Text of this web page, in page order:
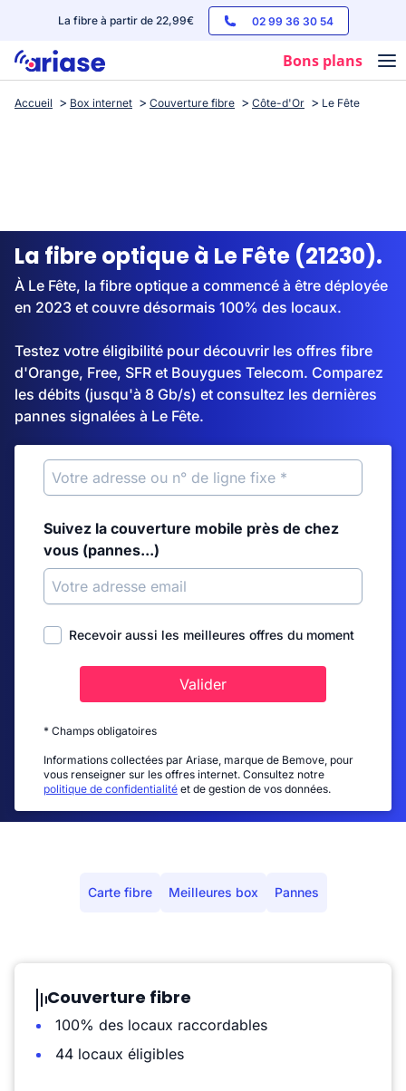
La fibre à partir de 22,99€ 02 99 36 30 54
Bons plans
Box internet
Streaming
Accueil Box internet Couverture fibre Côte-d'Or Le Fête
La fibre optique à Le Fête (21230).
À Le Fête, la fibre optique a commencé à être déployée
en 2023 et couvre désormais 100% des locaux.
Testez votre éligibilité pour découvrir les offres fibre
d'Orange, Free, SFR et Bouygues Telecom. Comparez
les débits (jusqu'à 8 Gb/s) et consultez les dernières
pannes signalées à Le Fête.
Suivez la couverture mobile près de chez
vous (pannes...)
Recevoir aussi les meilleures offres du moment
Valider
* Champs obligatoires
Informations collectées par Ariase, marque de Bemove, pour
vous renseigner sur les offres internet. Consultez notre
politique de confidentialité et de gestion de vos données.
Carte fibre Meilleures box Pannes
Couverture fibre
100% des locaux raccordables
44 locaux éligibles